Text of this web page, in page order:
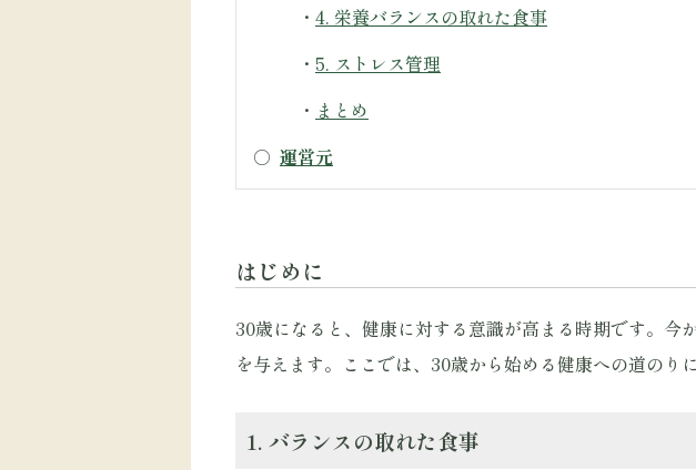
・ 4. 栄養バランスの取れた食事
・ 5. ストレス管理
・ まとめ
○ 運営元
はじめに
30歳になると、健康に対する意識が高まる時期です。
を与えます。ここでは、30歳から始める健康への道のり
1. バランスの取れた食事